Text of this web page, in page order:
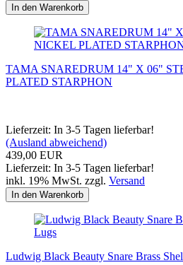
In den Warenkorb
TAMA SNAREDRUM 14" X 06"
PLATED STARPHON
Lieferzeit: In 3-5 Tagen lieferbar!
(Ausland abweichend)
439,00 EUR
Lieferzeit: In 3-5 Tagen lieferbar!
inkl. 19% MwSt. zzgl. Versand
In den Warenkorb
Ludwig Black Beauty Snare Brass